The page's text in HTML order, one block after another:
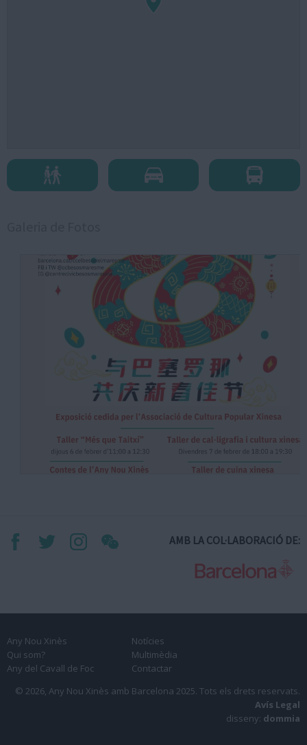
AMB LA COL·LABORACIÓ DE:
Any Nou Xinès
Qui som?
Any del Cavall de Foc
Notícies
Multimèdia
Contactar
© 2026, Any Nou Xinès amb Barcelona 2025. Tots els drets reservats.
Avís Legal
disseny: dommia